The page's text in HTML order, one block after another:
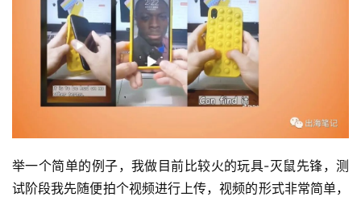
举一个简单的例子，我做目前比较火的玩具-灭鼠先锋，测
试阶段我先随便拍个视频进行上传，视频的形式非常简单，